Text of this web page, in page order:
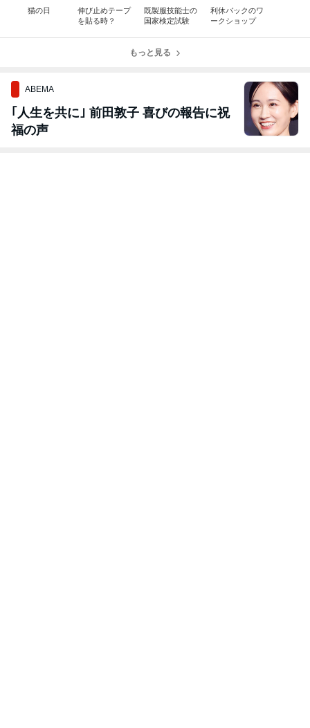
猫の日
伸び止めテープ
を貼る時？
既製服技能士の
国家検定試験
利休バックのワ
ークショップ
もっと見る
ABEMA
｢人生を共に｣ 前田敦子 喜びの報告に祝
福の声